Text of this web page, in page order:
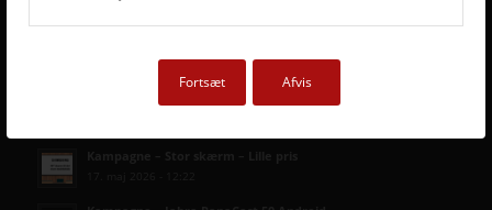
Fortsæt Afvis
SENESTE AVC KAMPAGNER
Kampagne – Lenovo ThinkSmart One